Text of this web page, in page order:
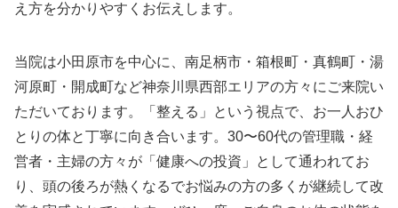
え方を分かりやすくお伝えします。
当院は小田原市を中心に、南足柄市・箱根町・真鶴町・湯
河原町・開成町など神奈川県西部エリアの方々にご来院い
ただいております。「整える」という視点で、お一人おひ
とりの体と丁寧に向き合います。30〜60代の管理職・経
営者・主婦の方々が「健康への投資」として通われてお
り、頭の後ろが熱くなるでお悩みの方の多くが継続して改